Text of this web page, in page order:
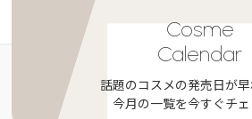
Cosme
Calendar
話題のコスメの発売日が早
今月の一覧を今すぐチェ